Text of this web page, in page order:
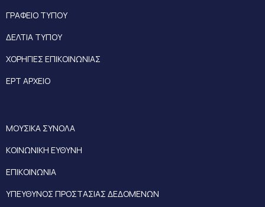
ΓΡΑΦΕΙΟ ΤΥΠΟΥ
ΔΕΛΤΙΑ ΤΥΠΟΥ
ΧΟΡΗΓΙΕΣ ΕΠΙΚΟΙΝΩΝΙΑΣ
ΕΡΤ ΑΡΧΕΙΟ
ΜΟΥΣΙΚΑ ΣΥΝΟΛΑ
ΚΟΙΝΩΝΙΚΗ ΕΥΘΥΝΗ
ΕΠΙΚΟΙΝΩΝΙΑ
ΥΠΕΥΘΥΝΟΣ ΠΡΟΣΤΑΣΙΑΣ ΔΕΔΟΜΕΝΩΝ